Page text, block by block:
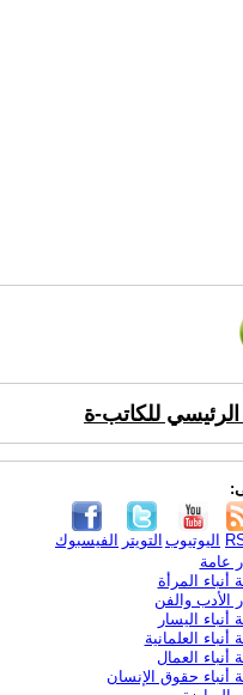
الرئيسي للكاتب-ة
الفيسبوك التويتر اليوتيوب
عامة
أنباء المرأة
الأدب والفن
أنباء اليسار
أنباء العلمانية
أنباء العمال
أنباء حقوق الإنسان